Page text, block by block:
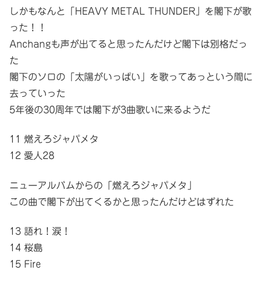
しかもなんと「HEAVY METAL THUNDER」を閣下が歌
った！！
Anchangも声が出てると思ったんだけど閣下は別格だっ
た
閣下のソロの「太陽がいっぱい」を歌ってあっという間に
去っていった
5年後の30周年では閣下が3曲歌いに来るようだ
11 燃えろジャパメタ
12 愛人28
ニューアルバムからの「燃えろジャパメタ」
この曲で閣下が出てくるかと思ったんだけどはずれた
13 語れ！涙！
14 桜島
15 Fire